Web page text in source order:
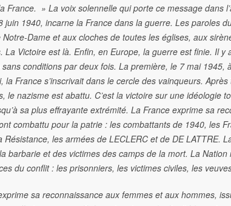
France. » La voix solennelle qui porte ce message dans
juin 1940, incarne la France dans la guerre. Les paroles
Dame et aux cloches de toutes les églises, aux
La Victoire est là. Enfin, en Europe, la guerre est finie. Il y
conditions par deux fois. La première, le 7 mai 1945,
la France s’inscrivait dans le cercle des vainqueurs.
le nazisme est abattu. C’est la victoire sur une idéologie
sa plus effrayante extrémité. La France exprime sa
combattu pour la patrie : les combattants de 1940, les
Résistance, les armées de LECLERC et de DE LATTRE.
barbarie et des victimes des camps de la mort. La Nation
du conflit : les prisonniers, les victimes civiles, les
sa reconnaissance aux femmes et aux hommes,